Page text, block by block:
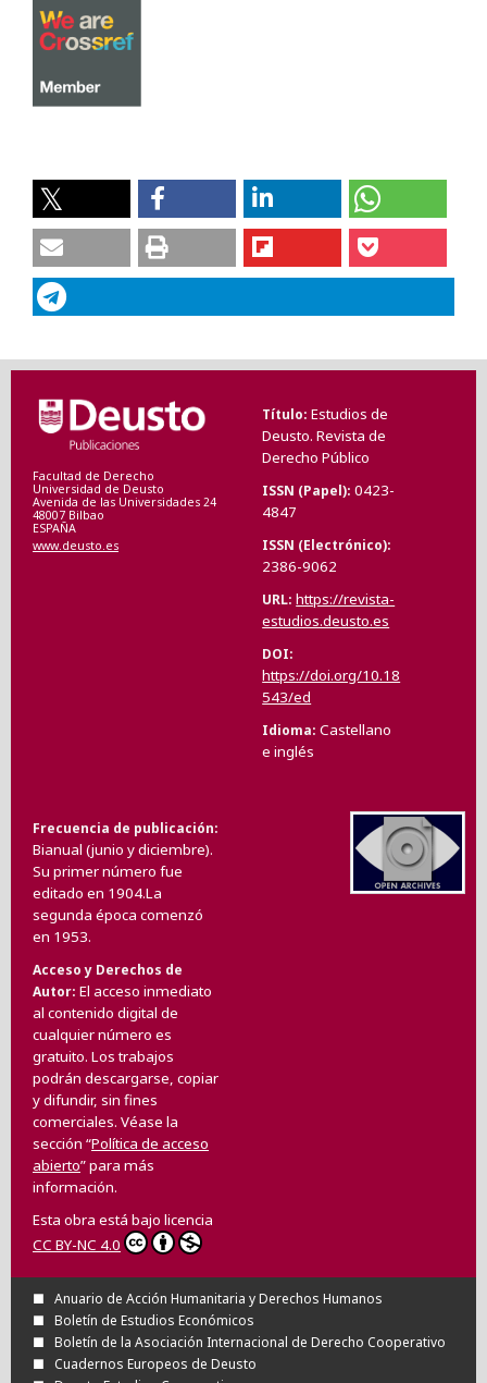
Facultad de Derecho
Universidad de Deusto
Avenida de las Universidades 24
48007 Bilbao
ESPAÑA
www.deusto.es
Título Estudios de
Deusto. Revista de
Derecho Público
ISSN (Papel) 0423-
4847
ISSN (Electrónico)
2386-9062
URL https://revista-
estudios.deusto.es
DOI
https://doi.org/10.18
543/ed
Idioma Castellano
e inglés
Frecuencia de publicación
Bianual (junio y diciembre).
Su primer número fue
editado en 1904.La
segunda época comenzó
en 1953.
Acceso y Derechos de
Autor El acceso inmediato
al contenido digital de
cualquier número es
gratuito. Los trabajos
podrán descargarse, copiar
y difundir, sin fines
comerciales. Véase la
sección “Política de acceso
abierto” para más
información.
Esta obra está bajo licencia
CC BY-NC 4.0
Anuario de Acción Humanitaria y Derechos Humanos
Boletín de Estudios Económicos
Boletín de la Asociación Internacional de Derecho Cooperativo
Cuadernos Europeos de Deusto